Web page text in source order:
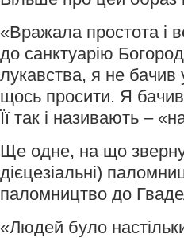
«Вражала простота і
до санктуарію
лукавства, я не
щось просити. Я
Її так і називають –
Ще одне, на що
дієцезіальні)
паломництво до
«Людей було